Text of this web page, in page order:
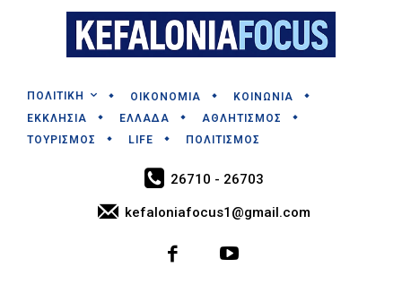
ΠΟΛΙΤΙΚΗ ΟΙΚΟΝΟΜΙΑ
ΚΟΙΝΩΝΙΑ
ΕΚΚΛΗΣΙΑ
ΕΛΛΑΔΑ
ΑΘΛΗΤΙΣΜΟΣ
ΤΟΥΡΙΣΜΟΣ
LIFE ΠΟΛΙΤΙΣΜΟΣ
26710 - 26703
kefaloniafocus1@gmail.com